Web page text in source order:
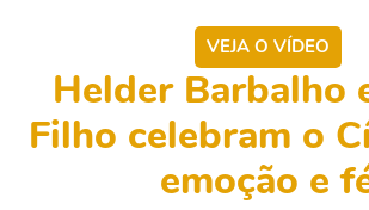
VEJA O VÍDEO
Helder Barbalho
Filho celebram o
emoção e